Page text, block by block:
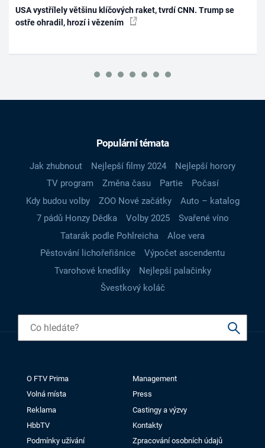
USA vystřílely většinu klíčových raket, tvrdí CNN. Trump se
ostře ohradil, hrozí i vězením
Populární témata
Jak zhubnout Nejlepší filmy 2024
Nejlepší horory
TV program
Změna času Partie
Počasí
Kdy budou volby
ZOO Nové začátky
Auto – katalog
7 pádů Honzy Dědka
Volby 2025
Svařené víno
Tatarák podle Pohlreicha
Aloe vera
Pěstování lichořeřišnice
Výpočet ascendentu
Tvarohové knedlíky
Nejlepší palačinky
Švestkový koláč
O FTV Prima
Management
Volná místa
Press
Reklama
Castingy a výzvy
HbbTV
Kontakty
Podmínky užívání
Zpracování osobních údajů